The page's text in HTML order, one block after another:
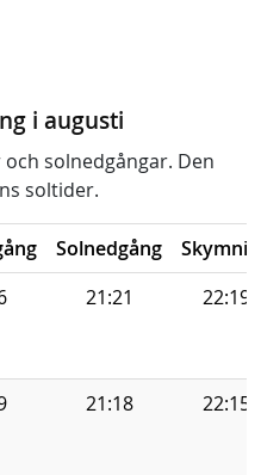
i augusti
solnedgångar. Den
soltider.
Solnedgång
21:21 22:19
21:18 22:15